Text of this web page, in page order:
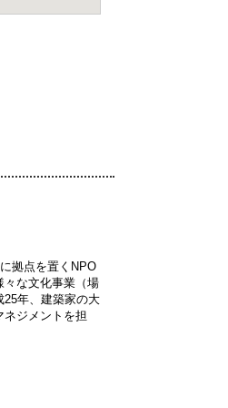
拠点を置くNPO
々な文化事業（場
25年、建築家の大
ジメントを担